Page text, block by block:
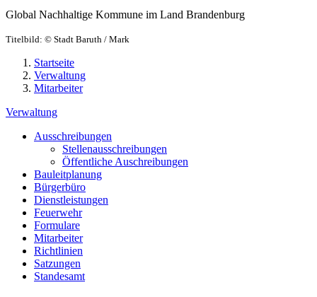
Global Nachhaltige Kommune im Land Brandenburg
Titelbild: © Stadt Baruth / Mark
Startseite
Verwaltung
Mitarbeiter
Verwaltung
Ausschreibungen
Stellenausschreibungen
Öffentliche Auschreibungen
Bauleitplanung
Bürgerbüro
Dienstleistungen
Feuerwehr
Formulare
Mitarbeiter
Richtlinien
Satzungen
Standesamt